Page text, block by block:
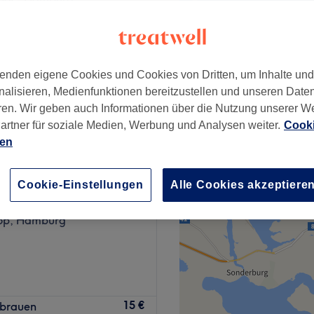
ab10 €
du dem Alltagsstress
lassen. Hier erwarten
Corner
670 Bewertungen
Hamburg
15 €
eigene Cookies und Cookies von Dritten, um Inhalte
Medienfunktionen bereitzustellen und unseren
Wir geben auch Informationen über die Nutzung unserer
für soziale Medien, Werbung und Analysen weiter.
Cookie-Einstellungen Alle Cookies akzeptieren